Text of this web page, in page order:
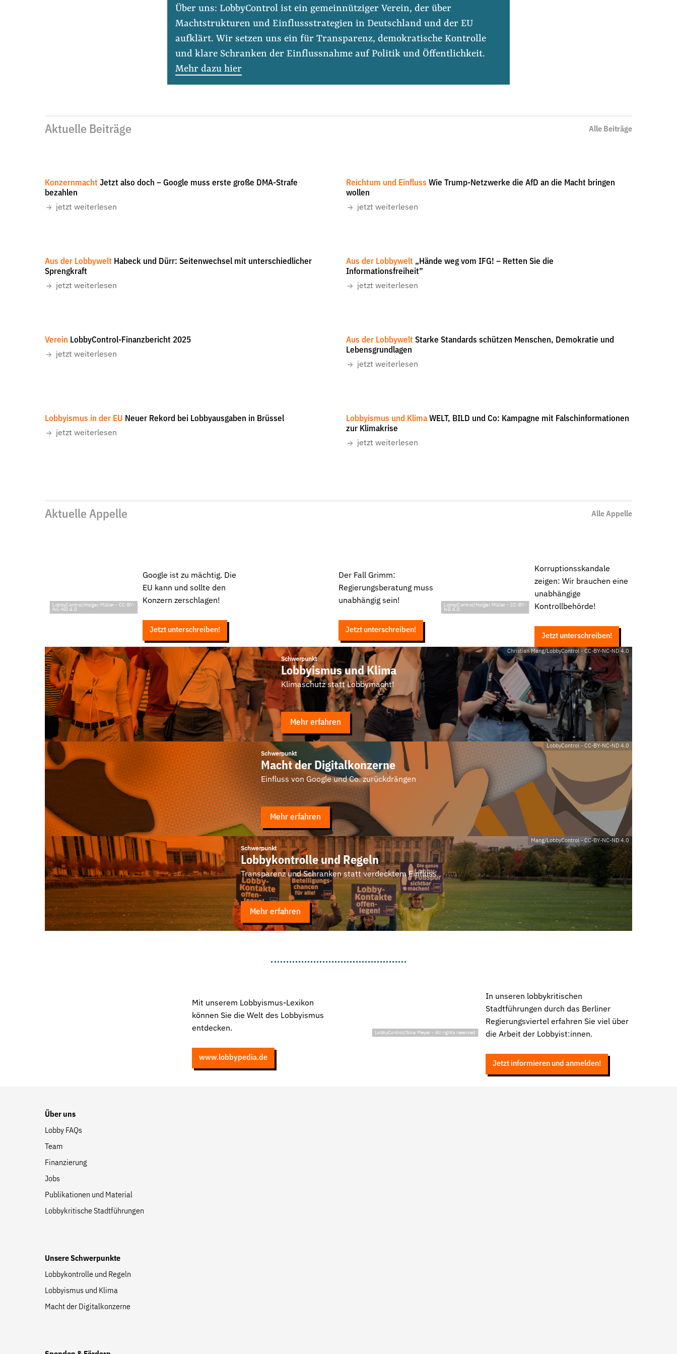
auf
#Konzernmacht
FacebookMastodon Instagram
YoutubeLinkedIn
Feed Newsletter
Über uns: LobbyControl ist ein gemeinnütziger Verein, der über
Machtstrukturen und Einflussstrategien in Deutschland und der EU
aufklärt. Wir setzen uns ein für Transparenz, demokratische Kontrolle
und klare Schranken der Einflussnahme auf Politik und Öffentlichkeit.
Mehr dazu hier
Aktuelle Beiträge Alle Beiträge
Konzernmacht Jetzt also doch – Google muss erste große DMA-Strafe
bezahlen
jetzt weiterlesen
Reichtum und Einfluss Wie Trump-Netzwerke die AfD an die Macht bringen
wollen
jetzt weiterlesen
Aus der Lobbywelt Habeck und Dürr: Seitenwechsel mit unterschiedlicher
Sprengkraft
jetzt weiterlesen
Aus der Lobbywelt „Hände weg vom IFG! – Retten Sie die
Informationsfreiheit”
jetzt weiterlesen
Verein LobbyControl-Finanzbericht 2025
jetzt weiterlesen
Aus der Lobbywelt Starke Standards schützen Menschen, Demokratie und
Lebensgrundlagen
jetzt weiterlesen
Lobbyismus in der EU Neuer Rekord bei Lobbyausgaben in Brüssel
jetzt weiterlesen
Lobbyismus und Klima WELT, BILD und Co: Kampagne mit Falschinformationen
zur Klimakrise
jetzt weiterlesen
Aktuelle Appelle Alle Appelle
Google ist zu mächtig. Die
EU kann und sollte den
Konzern zerschlagen!
Jetzt unterschreiben!
LobbyControl/Holger Müller -
CC-BY-
NC-ND 4.0
Der Fall Grimm:
Regierungsberatung muss
unabhängig sein!
Jetzt unterschreiben!
Korruptionsskandale
zeigen: Wir brauchen eine
unabhängige
Kontrollbehörde!
Jetzt unterschreiben!
LobbyControl/Holger Müller -
CC-BY-
ND 4.0
Christian Mang/LobbyControl - CC-BY-NC-ND 4.0
Schwerpunkt
Lobbyismus und Klima
Klimaschutz statt Lobbymacht!
Mehr erfahren
LobbyControl - CC-BY-NC-ND 4.0
Schwerpunkt
Macht der Digitalkonzerne
Einfluss von Google und Co. zurückdrängen
Mehr erfahren
Mang/LobbyControl - CC-BY-NC-ND 4.0
Schwerpunkt
Lobbykontrolle und Regeln
Transparenz und Schranken statt verdecktem Einfluss
Mehr erfahren
Mit unserem Lobbyismus-Lexikon
können Sie die Welt des Lobbyismus
entdecken.
www.lobbypedia.de
In unseren lobbykritischen
Stadtführungen durch das Berliner
Regierungsviertel erfahren Sie viel über
die Arbeit der Lobbyist:innen.
Jetzt informieren und anmelden!
LobbyControl/Sina Meyer- All rights reserved
Über uns
Lobby FAQs
Team
Finanzierung
Jobs
Publikationen und Material
Lobbykritische Stadtführungen
Unsere Schwerpunkte
Lobbykontrolle und Regeln
Lobbyismus und Klima
Macht der Digitalkonzerne